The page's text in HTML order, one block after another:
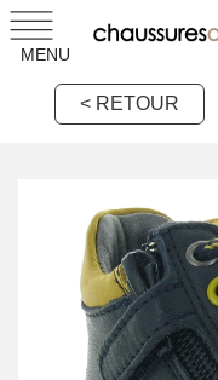
MENU
< RETOUR